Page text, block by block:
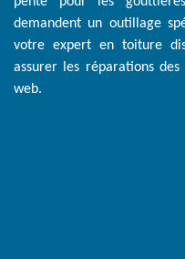
demandent un outillage
votre expert en toiture
assurer les réparations
web.